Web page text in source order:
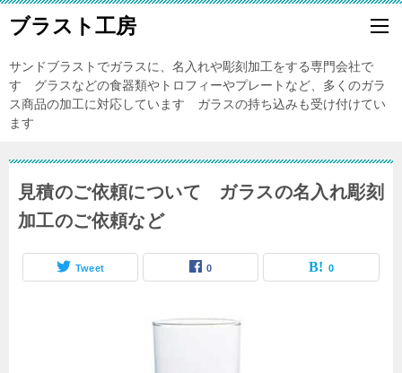
ブラスト工房
サンドブラストでガラスに、名入れや彫刻加工をする専門会社で
す グラスなどの食器類やトロフィーやプレートなど、多くのガラ
ス商品の加工に対応しています ガラスの持ち込みも受け付けてい
ます
見積のご依頼について ガラスの名入れ彫刻
加工のご依頼など
Tweet 0 0